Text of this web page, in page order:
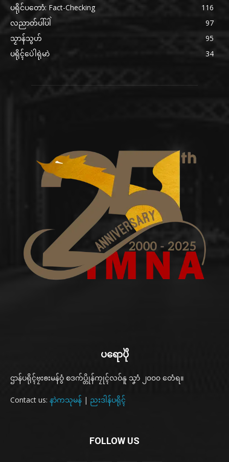
ပရိုင်ပတောံ: Fact-Checking
116
လညာတ်ပါ်ပါဲ
97
သၟာန်သွဟ်
95
ပရိုၚ်ပေဲါရုဲမာဲ
34
ပရောပိုဲ
ဌာန်ပရိုၚ်ဗၠးၜးမန်ဝွံ စဒက်ပ္တိုန်ကၠုၚ်လဝ်နူ သၞာံ ၂၀၀၀ တေံရ။
Contact us: နာဲကသုမန် | ညးဒါန်ပရိုၚ်
FOLLOW US